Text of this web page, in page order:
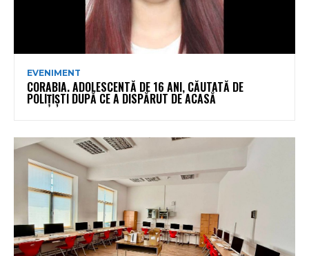
EVENIMENT
CORABIA. ADOLESCENTĂ DE 16 ANI, CĂUTATĂ DE
POLIȚIȘTI DUPĂ CE A DISPĂRUT DE ACASĂ